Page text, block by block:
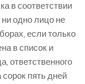
в соответствии
одно лицо не
если только
в список и
ответственного
пять дней